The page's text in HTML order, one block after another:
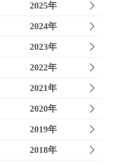
2025年
2024年
2023年
2022年
2021年
2020年
2019年
2018年